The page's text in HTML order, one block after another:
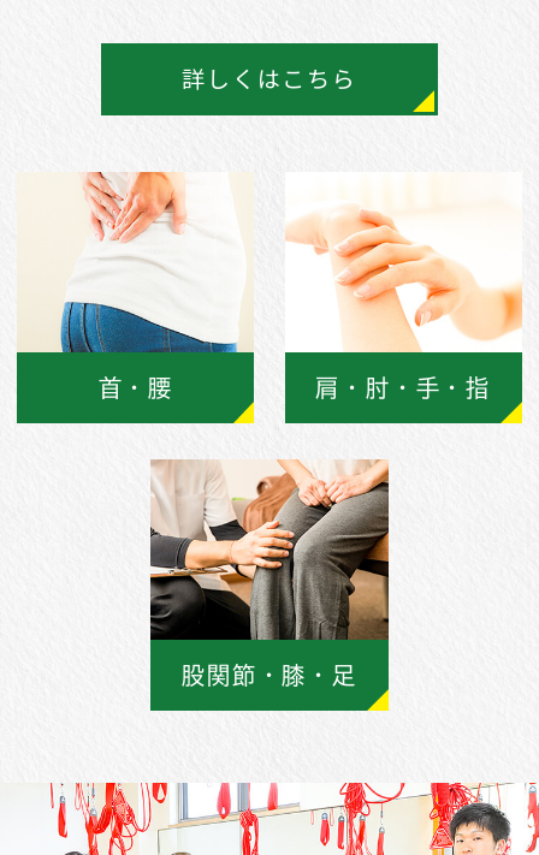
詳しくはこちら
首・腰 肩・肘・手・指
股関節・膝・足